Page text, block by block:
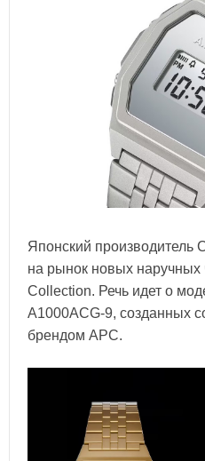
Японский производитель
на рынок новых наручных
Collection. Речь идет о
A1000ACG-9, созданных
брендом APC.